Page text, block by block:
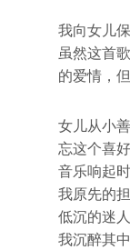
我向女儿
虽然这首
的爱情，
女儿从小
忘这个喜
音乐响起
我原先的
低沉的迷
我沉醉其